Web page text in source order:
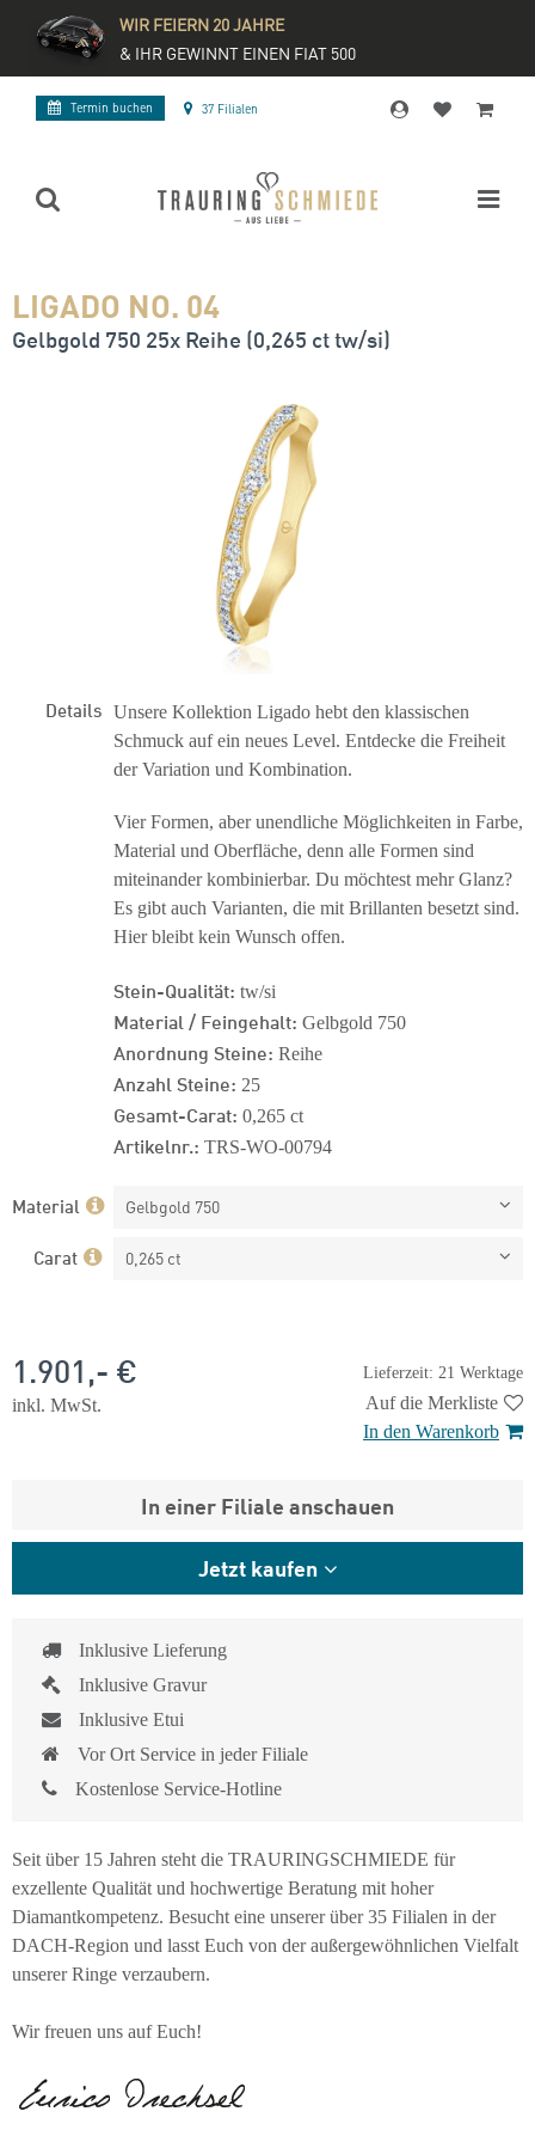
WIR FEIERN 20 JAHRE
& IHR GEWINNT EINEN FIAT 500
Termin buchen 37 Filialen
LIGADO NO. 04
Gelbgold 750 25x Reihe (0,265 ct tw/si)
Details Unsere Kollektion Ligado hebt den klassischen
Schmuck auf ein neues Level. Entdecke die Freiheit
der Variation und Kombination.
Vier Formen, aber unendliche Möglichkeiten in Farbe,
Material und Oberfläche, denn alle Formen sind
miteinander kombinierbar. Du möchtest mehr Glanz?
Es gibt auch Varianten, die mit Brillanten besetzt sind.
Hier bleibt kein Wunsch offen.
Stein-Qualität: tw/si
Material / Feingehalt: Gelbgold 750
Anordnung Steine: Reihe
Anzahl Steine: 25
Gesamt-Carat: 0,265 ct
Artikelnr.: TRS-WO-00794
Material Gelbgold 750
Carat 0,265 ct
Lieferzeit: 21 Werktage
1.901,- €
inkl. MwSt.
Auf die Merkliste
In den Warenkorb
In einer Filiale anschauen
Jetzt kaufen
Inklusive Lieferung
Inklusive Gravur
Inklusive Etui
Vor Ort Service in jeder Filiale
Kostenlose Service-Hotline
Seit über 15 Jahren steht die TRAURINGSCHMIEDE für
exzellente Qualität und hochwertige Beratung mit hoher
Diamantkompetenz. Besucht eine unserer über 35 Filialen in der
DACH-Region und lasst Euch von der außergewöhnlichen Vielfalt
unserer Ringe verzaubern.
Wir freuen uns auf Euch!